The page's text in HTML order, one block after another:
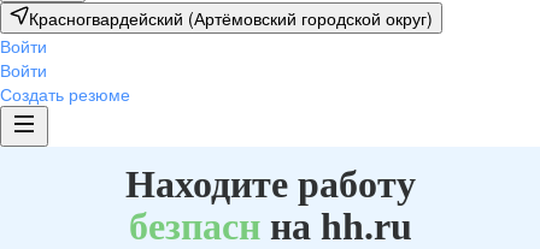
Красногвардейский (Артёмовский городской округ)
Войти
Войти
Создать резюме
Находите работу
безпаснна hh.ru